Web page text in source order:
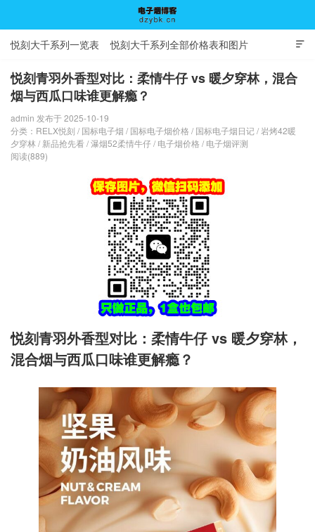

悦刻大千系列一览表 悦刻大千系列全部价格表和图片
悦刻青羽外香型对比：柔情牛仔 vs 暖夕穿林，混合
烟与西瓜口味谁更解瘾？
admin 发布于 2025-10-19
分类： RELX悦刻 / 国标电子烟 / 国标电子烟价格 / 国标电子烟日记/ 岩烤42暖
夕穿林/ 新品抢先看/瀑烟52柔情牛仔/ 电子烟价格 / 电子烟评测
阅读(889)
悦刻青羽外香型对比 ：柔情牛仔 vs 暖夕穿林，
混合烟与西瓜口味谁更解瘾？